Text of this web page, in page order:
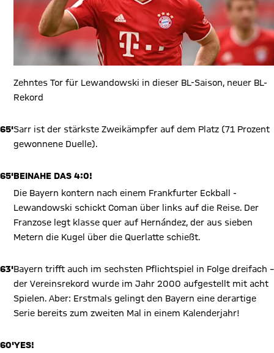
Zehntes Tor für Lewandowski in dieser BL-Saison, neuer BL-
Rekord
65'Sarr ist der stärkste Zweikämpfer auf dem Platz (71 Prozent
gewonnene Duelle).
65'BEINAHE DAS 4:0!
Die Bayern kontern nach einem Frankfurter Eckball -
Lewandowski schickt Coman über links auf die Reise. Der
Franzose legt klasse quer auf Hernández, der aus sieben
Metern die Kugel über die Querlatte schießt.
63'Bayern trifft auch im sechsten Pflichtspiel in Folge dreifach –
der Vereinsrekord wurde im Jahr 2000 aufgestellt mit acht
Spielen. Aber: Erstmals gelingt den Bayern eine derartige
Serie bereits zum zweiten Mal in einem Kalenderjahr!
60'YES!